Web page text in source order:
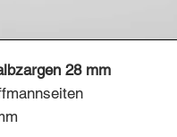
28 mm